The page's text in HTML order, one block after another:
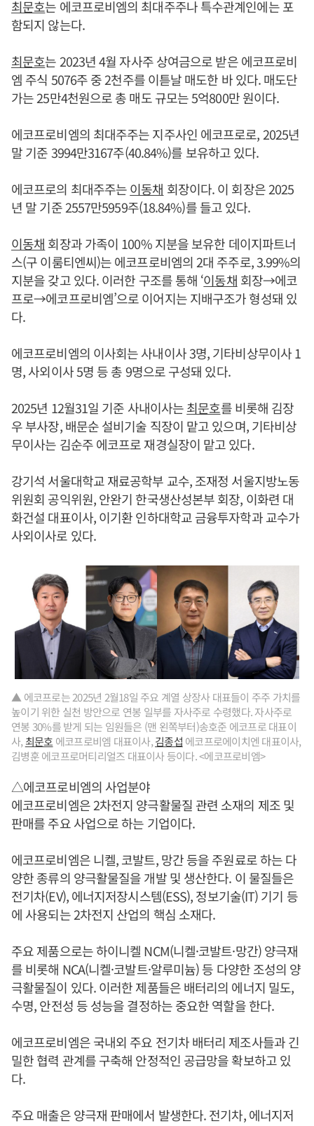
최문호는 에코프로비엠의 최대주주나 특수관계인에는 포
함되지 않는다.
최문호는 2023년 4월 자사주 상여금으로 받은 에코프로비
엠 주식 5076주 중 2천주를 이튿날 매도한 바 있다. 매도단
가는 25만4천원으로 총 매도 규모는 5억800만 원이다.
에코프로비엠의 최대주주는 지주사인 에코프로로, 2025년
말 기준 3994만3167주(40.84%)를 보유하고 있다.
에코프로의 최대주주는이동채 회장이다. 이 회장은 2025
년 말 기준 2557만5959주(18.84%)를 들고 있다.
이동채 회장과 가족이 100% 지분을 보유한 데이지파트너
스(구 이룸티엔씨)는 에코프로비엠의 2대 주주로, 3.99%의
지분을 갖고 있다. 이러한 구조를 통해 ‘이동채 회장→에코
프로→에코프로비엠’으로 이어지는 지배구조가 형성돼 있
다.
에코프로비엠의 이사회는 사내이사 3명, 기타비상무이사 1
명, 사외이사 5명 등 총 9명으로 구성돼 있다.
2025년 12월31일 기준 사내이사는최문호를 비롯해 김장
우 부사장, 배문순 설비기술 직장이 맡고 있으며, 기타비상
무이사는 김순주 에코프로 재경실장이 맡고 있다.
강기석 서울대학교 재료공학부 교수, 조재정 서울지방노동
위원회 공익위원, 안완기 한국생산성본부 회장, 이화련 대
화건설 대표이사, 이기환 인하대학교 금융투자학과 교수가
사외이사로 있다.
▲ 에코프로는 2025년 2월18일 주요 계열 상장사 대표들이 주주 가치를
높이기 위한 실천 방안으로 연봉 일부를 자사주로 수령했다. 자사주로
연봉 30%를 받게 되는 임원들은 (맨 왼쪽부터)송호준 에코프로 대표이
사,최문호 에코프로비엠 대표이사,김종섭 에코프로에이치엔 대표이사,
김병훈 에코프로머티리얼즈 대표이사 등이다. <에코프로비엠>
△에코프로비엠의 사업분야
에코프로비엠은 2차전지 양극활물질 관련 소재의 제조 및
판매를 주요 사업으로 하는 기업이다.
에코프로비엠은 니켈, 코발트, 망간 등을 주원료로 하는 다
양한 종류의 양극활물질을 개발 및 생산한다. 이 물질들은
전기차(EV), 에너지저장시스템(ESS), 정보기술(IT) 기기 등
에 사용되는 2차전지 산업의 핵심 소재다.
주요 제품으로는 하이니켈 NCM(니켈·코발트·망간) 양극재
를 비롯해 NCA(니켈·코발트·알루미늄) 등 다양한 조성의 양
극활물질이 있다. 이러한 제품들은 배터리의 에너지 밀도,
수명, 안전성 등 성능을 결정하는 중요한 역할을 한다.
에코프로비엠은 국내외 주요 전기차 배터리 제조사들과 긴
밀한 협력 관계를 구축해 안정적인 공급망을 확보하고 있
다.
주요 매출은 양극재 판매에서 발생한다. 전기차, 에너지저